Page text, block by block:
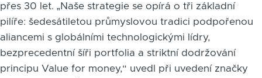
přes 30 let. „Naše strategie se opírá o tři základní
pilíře: šedesátiletou průmyslovou tradici podpořenou
aliancemi s globálními technologickými lídry,
bezprecedentní šíři portfolia a striktní dodržování
principu Value for money,“ uvedl při uvedení značky